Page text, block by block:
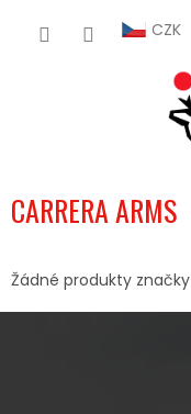
CZK
CARRERA ARMS
Žádné produkty značky